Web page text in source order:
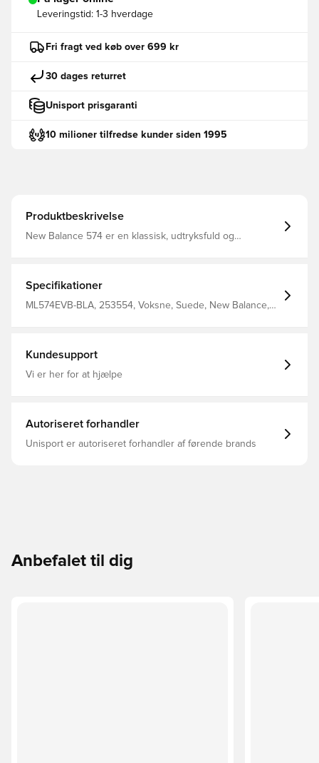
Leveringstid: 1-3 hverdage
Fri fragt ved køb over 699 kr
30 dages returret
Unisport prisgaranti
10 milioner tilfredse kunder siden 1995
Produktbeskrivelse
New Balance 574 er en klassisk, udtryksfuld og
teknologi, der sikrer dig støtte, stabilitet og maksimal
holdbarhed Gummi ydersål der sikrer dig et godt greb i
underlaget
Specifikationer
ML574EVB-BLA, 253554, Voksne, Suede, New Balance,
Kundesupport
Vi er her for at hjælpe
Autoriseret forhandler
Unisport er autoriseret forhandler af førende brands
Anbefalet til dig